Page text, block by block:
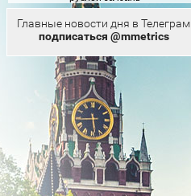
Главные новости дня в Телеграм
подписаться @mmetrics